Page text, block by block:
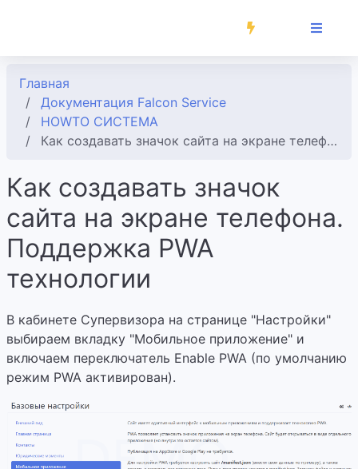
Главная
Документация Falcon Service
HOWTO СИСТЕМА
Как создавать значок сайта на экране телефона. Поддержка PWA технологии
Как создавать значок
сайта на экране телефона.
Поддержка PWA
технологии
В кабинете Супервизора на странице "Настройки"
выбираем вкладку "Мобильное приложение" и
включаем переключатель Enable PWA (по умолчанию
режим PWA активирован).